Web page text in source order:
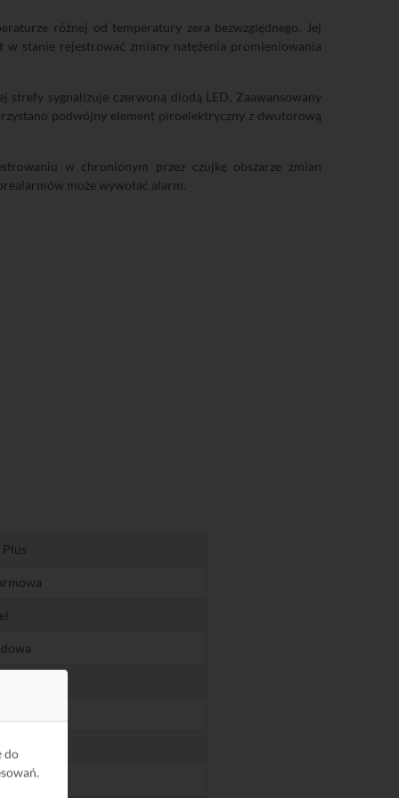
do
różnej od temperatury zera bezwzględnego. Jej
w stanie rejestrować zmiany natężenia promieniowania
sygnalizuje czerwoną diodą LED. Zaawansowany
podwójny element piroelektryczny z dwutorową
w chronionym przez czujkę obszarze zmian
może wywołać alarm.